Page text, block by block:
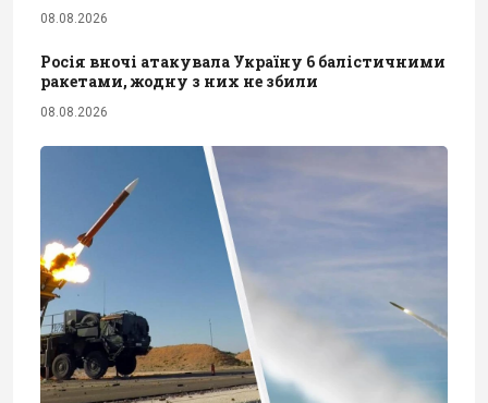
08.08.2026
Росія вночі атакувала Україну 6 балістичними
ракетами, жодну з них не збили
08.08.2026